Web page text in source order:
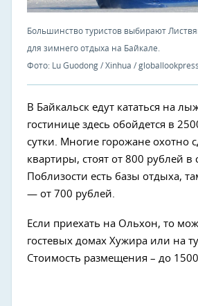
Большинство туристов выбирают
для зимнего отдыха на Байкале.
Фото: Lu Guodong / Xinhua /
В Байкальск едут кататься на
гостинице здесь обойдется в
сутки. Многие горожане охотно
квартиры, стоят от 800 рублей в
Поблизости есть базы отдыха,
— от 700 рублей.
Если приехать на Ольхон, то
гостевых домах Хужира или на
Стоимость размещения – до